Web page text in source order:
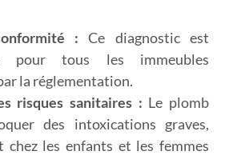
: Ce diagnostic est
pour tous les immeubles
la réglementation.
risques sanitaires : Le plomb
des intoxications graves,
chez les enfants et les femmes